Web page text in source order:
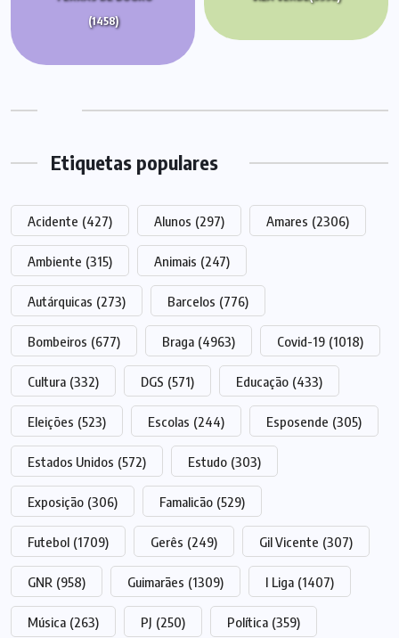
(1458)
Etiquetas populares
Acidente (427) Alunos (297) Amares (2306)
Ambiente (315) Animais (247)
Autárquicas (273) Barcelos (776)
Bombeiros (677) Braga (4963) Covid-19 (1018)
Cultura (332) DGS (571) Educação (433)
Eleições (523) Escolas (244) Esposende (305)
Estados Unidos (572) Estudo (303)
Exposição (306) Famalicão (529)
Futebol (1709) Gerês (249) Gil Vicente (307)
GNR (958) Guimarães (1309) I Liga (1407)
Música (263) PJ (250) Política (359)